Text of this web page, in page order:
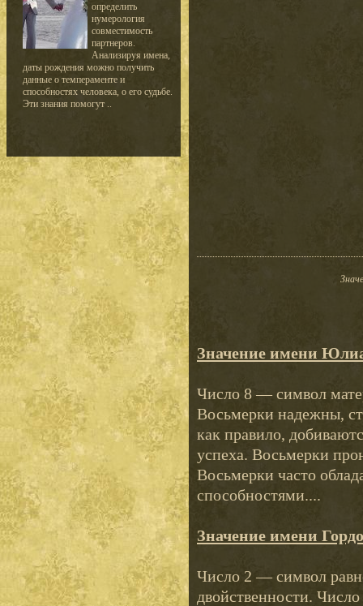
определить
нумерология
совместимость
партнеров.
Анализируя имена,
даты рождения можно получить
данные о темпераменте и
способностях человека, о его судьбе.
Эти знания помогут ..
Значение имени
Число 8 — символ
Восьмерки надежны,
как правило,
успеха. Восьмерки
Восьмерки часто
способностями....
Значение имени
Число 2 — символ
двойственности.